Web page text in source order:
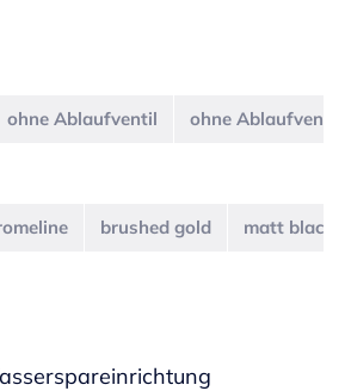
ohne Ablaufventil ohne Ablaufventil
brushed gold matt black